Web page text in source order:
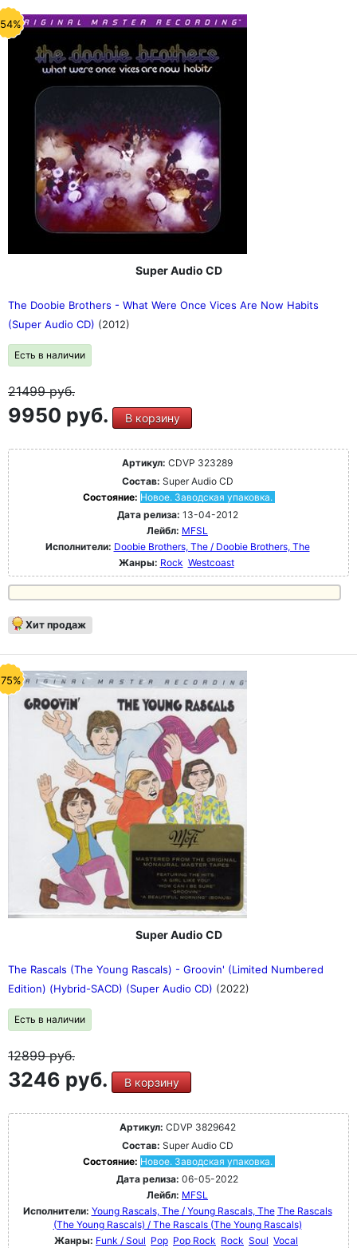
Super Audio CD
The Doobie Brothers - What Were Once Vices Are Now Habits
(Super Audio CD) (2012)
Есть в наличии
21499руб.
9950 руб. В корзину
Артикул: CDVP 323289
Состав: Super Audio CD
Состояние: Новое. Заводская упаковка.
Дата релиза: 13-04-2012
Лейбл: MFSL
Исполнители: Doobie Brothers, The / Doobie Brothers, The
Жанры: Rock Westcoast
Хит продаж
Super Audio CD
The Rascals (The Young Rascals) - Groovin' (Limited Numbered
Edition) (Hybrid-SACD) (Super Audio CD) (2022)
Есть в наличии
12899руб.
3246 руб. В корзину
Артикул: CDVP 3829642
Состав: Super Audio CD
Состояние: Новое. Заводская упаковка.
Дата релиза: 06-05-2022
Лейбл: MFSL
Исполнители: Young Rascals, The / Young Rascals, The The Rascals
(The Young Rascals) / The Rascals (The Young Rascals)
Жанры: Funk / Soul Pop Pop Rock Rock Soul Vocal